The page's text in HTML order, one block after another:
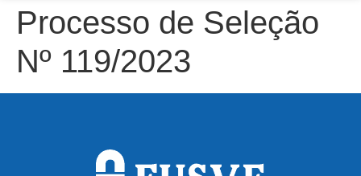
Processo de Seleção
Nº 119/2023